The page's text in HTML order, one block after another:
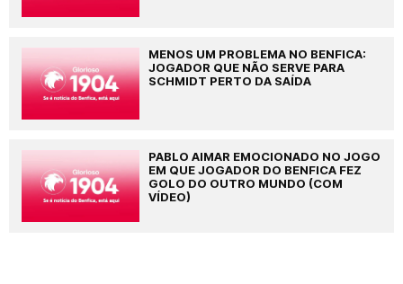
MENOS UM PROBLEMA NO BENFICA:
JOGADOR QUE NÃO SERVE PARA
SCHMIDT PERTO DA SAÍDA
PABLO AIMAR EMOCIONADO NO JOGO
EM QUE JOGADOR DO BENFICA FEZ
GOLO DO OUTRO MUNDO (COM
VÍDEO)